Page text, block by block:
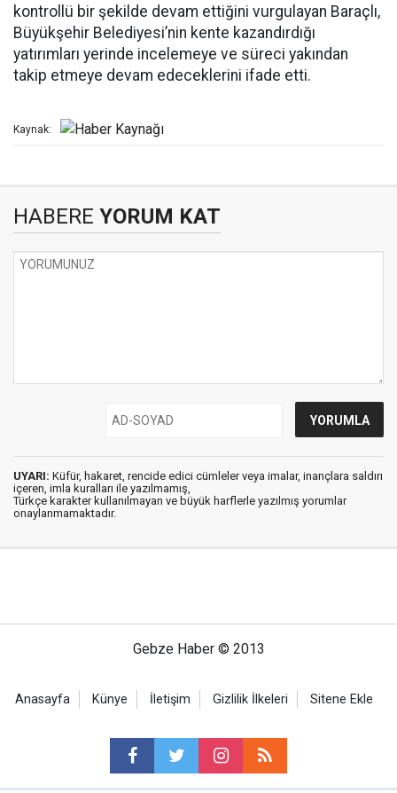
kontrollü bir şekilde devam ettiğini vurgulayan Baraçlı,
Büyükşehir Belediyesi’nin kente kazandırdığı
yatırımları yerinde incelemeye ve süreci yakından
takip etmeye devam edeceklerini ifade etti.
Kaynak:
HABERE YORUM KAT
UYARI: Küfür, hakaret, rencide edici cümleler veya imalar, inançlara saldırı
içeren, imla kuralları ile yazılmamış,
Türkçe karakter kullanılmayan ve büyük harflerle yazılmış yorumlar
onaylanmamaktadır.
Gebze Haber © 2013
Anasayfa Künye İletişim Gizlilik İlkeleri Sitene Ekle